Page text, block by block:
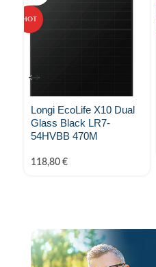
HOT
Longi EcoLife X10 Dual
Glass Black LR7-
54HVBB 470M
118,80 €